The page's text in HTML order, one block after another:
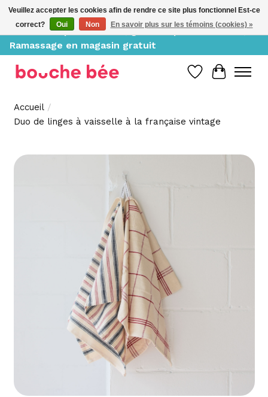
Livraison à partir de 10$, gratuite pour 150$ et +;
Ramassage en magasin gratuit
Liste de
Panier
Accueil /
Duo de linges à vaisselle à la française vintage
Product image slideshow Items
Veuillez accepter les cookies afin de rendre ce site plus fonctionnel Est-ce
correct?
Oui Non En savoir plus sur les témoins (cookies) »